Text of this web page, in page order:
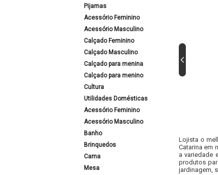
Pijamas
Acessório Feminino
Acessório Masculino
Calçado Feminino
Calçado Masculino
Calçado para menina
Calçado para menino
Cultura
Utilidades Domésticas
Acessório Feminino
Acessório Masculino
Banho
Brinquedos
Cama
Mesa
Lojista o
Catarina em
a variedade
produtos
jardinagem,